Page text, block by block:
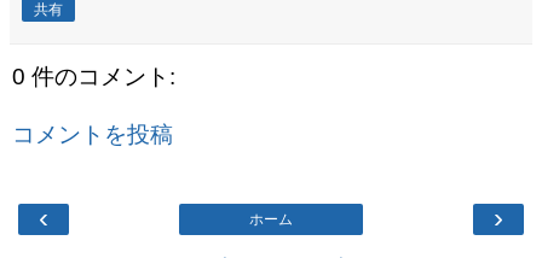
共有
0 件のコメント:
コメントを投稿
‹ ›
ホーム